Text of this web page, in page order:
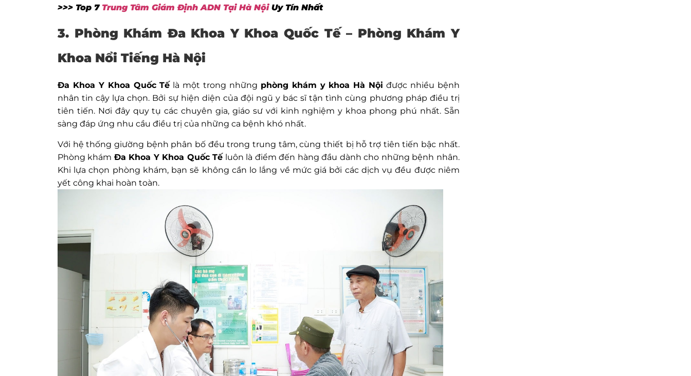
>>> Top 7 Trung Tâm Giám Định ADN Tại Hà NộiUy Tín Nhất
3. Phòng Khám Đa Khoa Y Khoa Quốc Tế – Phòng Khám Y
Khoa Nổi Tiếng Hà Nội
Đa Khoa Y Khoa Quốc Tế là một trong những phòng khám y khoa Hà Nội được nhiều bệnh
nhân tin cậy lựa chọn. Bởi sự hiện diện của đội ngũ y bác sĩ tận tình cùng phương pháp điều trị
tiên tiến. Nơi đây quy tụ các chuyên gia, giáo sư với kinh nghiệm y khoa phong phú nhất. Sẵn
sàng đáp ứng nhu cầu điều trị của những ca bệnh khó nhất.
Với hệ thống giường bệnh phân bố đều trong trung tâm, cùng thiết bị hỗ trợ tiên tiến bậc nhất.
Phòng khám Đa Khoa Y Khoa Quốc Tế luôn là điểm đến hàng đầu dành cho những bệnh nhân.
Khi lựa chọn phòng khám, bạn sẽ không cần lo lắng về mức giá bởi các dịch vụ đều được niêm
yết công khai hoàn toàn.